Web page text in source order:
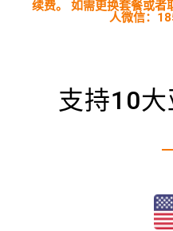
续费。 如需更换套餐或者
人微信：
支持10